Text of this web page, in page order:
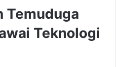
Temuduga
Teknologi